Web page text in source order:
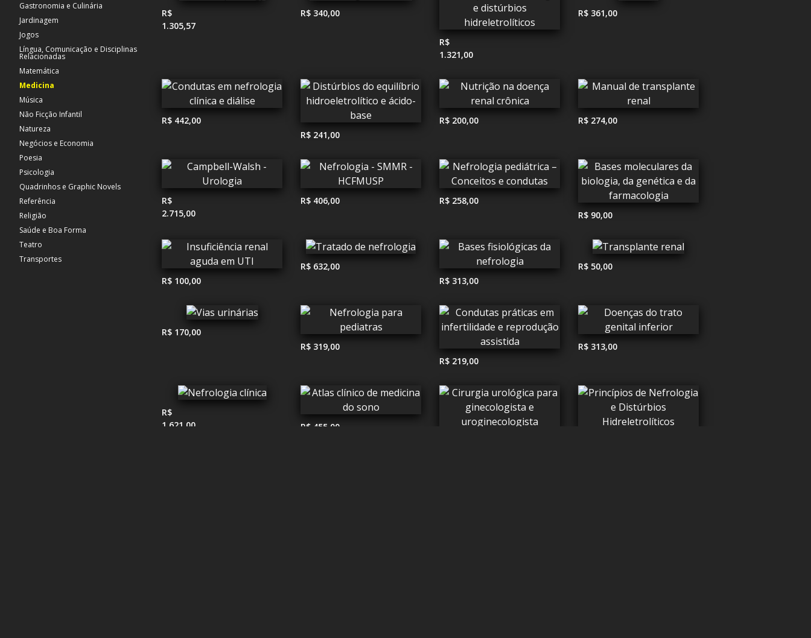
Gastronomia e Culinária
Jardinagem
Jogos
Língua, Comunicação e Disciplinas
Relacionadas
Matemática
Medicina
Música
Não Ficção Infantil
Natureza
Negócios e Economia
Poesia
Psicologia
Quadrinhos e Graphic Novels
Referência
Religião
Saúde e Boa Forma
Teatro
Transportes
R$
1.305,57
R$ 340,00
R$
1.321,00
R$ 361,00
R$ 442,00
R$ 241,00
R$ 200,00 R$ 274,00
R$
2.715,00
R$ 406,00
R$ 258,00
R$ 90,00
R$ 100,00
R$ 632,00
R$ 313,00
R$ 50,00
R$ 170,00
R$ 319,00
R$ 219,00
R$ 313,00
R$
1.621,00
R$ 455,00